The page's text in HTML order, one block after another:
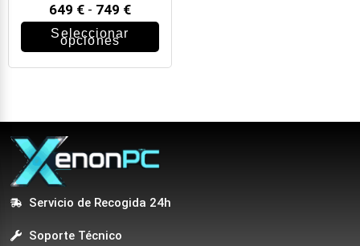
649 € - 749 €
Seleccionar
opciones
Servicio de Recogida 24h
Soporte Técnico